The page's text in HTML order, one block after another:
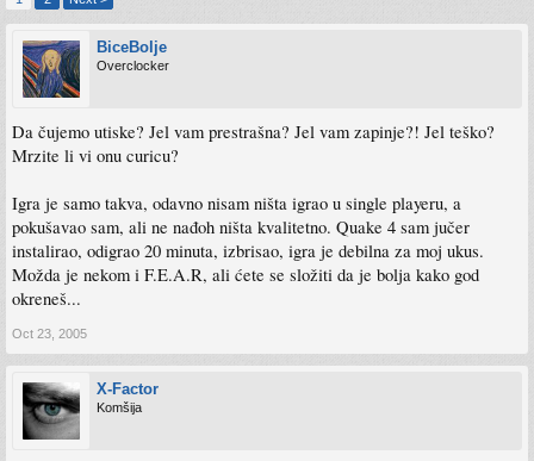
BiceBolje
Overclocker
Da čujemo utiske? Jel vam prestrašna? Jel vam zapinje?! Jel teško?
Mrzite li vi onu curicu?
Igra je samo takva, odavno nisam ništa igrao u single playeru, a
pokušavao sam, ali ne nađoh ništa kvalitetno. Quake 4 sam jučer
instalirao, odigrao 20 minuta, izbrisao, igra je debilna za moj ukus.
Možda je nekom i F.E.A.R, ali ćete se složiti da je bolja kako god
okreneš...
Oct 23, 2005
X-Factor
Komšija